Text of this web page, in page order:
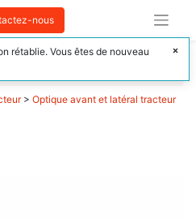
nous
> Optique avant et latéral tracteur
rétablie. Vous êtes de nouveau